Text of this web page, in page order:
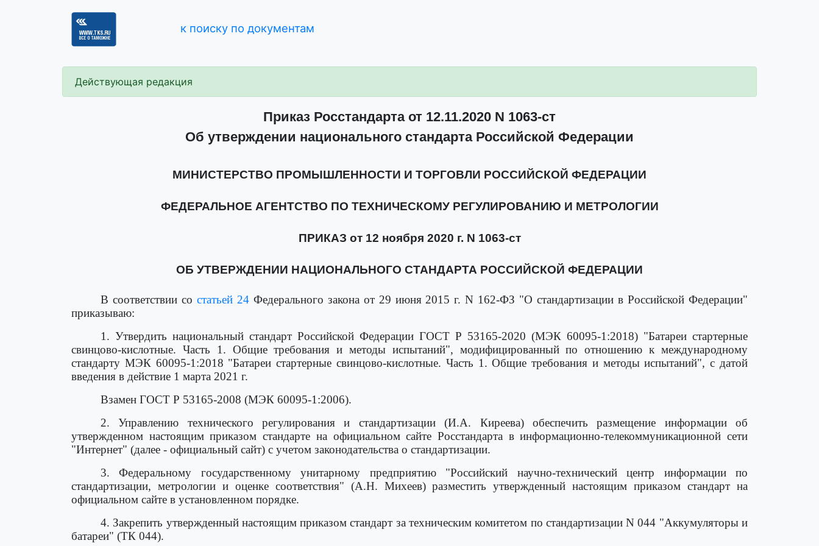
к поиску по документам
Действующая редакция
Приказ Росстандарта от 12.11.2020 N 1063-ст
Об утверждении национального стандарта Российской Федерации
МИНИСТЕРСТВО ПРОМЫШЛЕННОСТИ И ТОРГОВЛИ РОССИЙСКОЙ ФЕДЕРАЦИИ
ФЕДЕРАЛЬНОЕ АГЕНТСТВО ПО ТЕХНИЧЕСКОМУ РЕГУЛИРОВАНИЮ И МЕТРОЛОГИИ
ПРИКАЗ от 12 ноября 2020 г. N 1063-ст
ОБ УТВЕРЖДЕНИИ НАЦИОНАЛЬНОГО СТАНДАРТА РОССИЙСКОЙ ФЕДЕРАЦИИ
В соответствии со статьей 24Федерального закона от 29 июня 2015 г. N 162-ФЗ "О стандартизации в Российской Федерации"
приказываю:
1. Утвердить национальный стандарт Российской Федерации ГОСТ Р 53165-2020 (МЭК 60095-1:2018) "Батареи стартерные
свинцово-кислотные. Часть 1. Общие требования и методы испытаний", модифицированный по отношению к международному
стандарту МЭК 60095-1:2018 "Батареи стартерные свинцово-кислотные. Часть 1. Общие требования и методы испытаний", с датой
введения в действие 1 марта 2021 г.
Взамен ГОСТ Р 53165-2008 (МЭК 60095-1:2006).
2. Управлению технического регулирования и стандартизации (И.А. Киреева) обеспечить размещение информации об
утвержденном настоящим приказом стандарте на официальном сайте Росстандарта в информационно-телекоммуникационной сети
"Интернет" (далее - официальный сайт) с учетом законодательства о стандартизации.
3. Федеральному государственному унитарному предприятию "Российский научно-технический центр информации по
стандартизации, метрологии и оценке соответствия" (А.Н. Михеев) разместить утвержденный настоящим приказом стандарт на
официальном сайте в установленном порядке.
4. Закрепить утвержденный настоящим приказом стандарт за техническим комитетом по стандартизации N 044 "Аккумуляторы и
батареи" (ТК 044).